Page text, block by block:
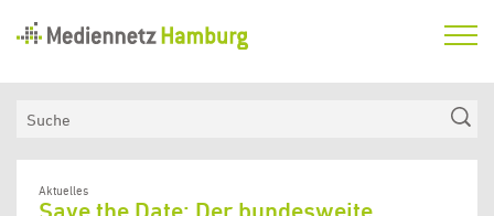
Hamburg
Aktuelles
Medienkompetenzfonds
Aktuelles